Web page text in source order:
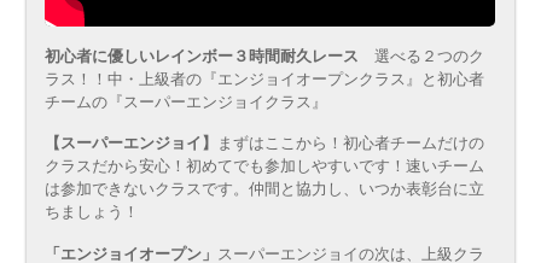
初心者に優しいレインボー３時間耐久レース 選べる２つのク
ラス！！中・上級者の『エンジョイオープンクラス』と初心者
チームの『スーパーエンジョイクラス』
【スーパーエンジョイ】
まずはここから！初心者チームだけの
クラスだから安心！初めてでも参加しやすいです！速いチーム
は参加できないクラスです。仲間と協力し、いつか表彰台に立
ちましょう！
「エンジョイオープン」 スーパーエンジョイの次は、上級クラ